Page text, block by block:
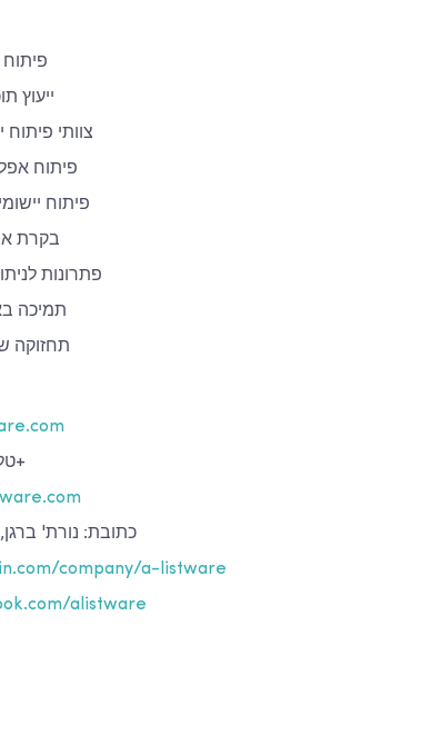
ייעוץ
צוותי פיתוח
פיתוח
פיתוח
בקרת
פתרונות
תמיכה
תחזוקה
טלפון: 1 (888) 337 93 73+
כתובת: נורת' ברגן, ניו ג'רזי
company/a-listware
alistware